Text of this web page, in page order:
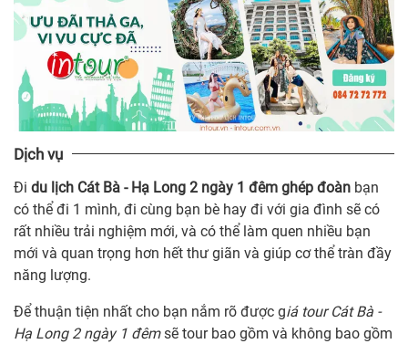
Dịch vụ
Đi du lịch Cát Bà - Hạ Long 2 ngày 1 đêm ghép đoàn bạn
có thể đi 1 mình, đi cùng bạn bè hay đi với gia đình sẽ có
rất nhiều trải nghiệm mới, và có thể làm quen nhiều bạn
mới và quan trọng hơn hết thư giãn và giúp cơ thể tràn đầy
năng lượng.
Để thuận tiện nhất cho bạn nắm rõ được giá tour Cát Bà -
Hạ Long 2 ngày 1 đêmsẽ tour bao gồm và không bao gồm